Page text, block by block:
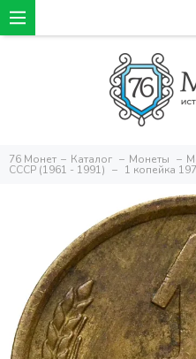
76 Монет Каталог Монеты
СССР (1961 - 1991) 1 копейка